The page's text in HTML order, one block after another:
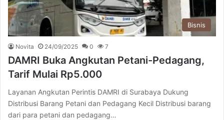
Bisnis
Novita 24/09/2025 0 7
DAMRI Buka Angkutan Petani-Pedagang,
Tarif Mulai Rp5.000
Layanan Angkutan Perintis DAMRI di Surabaya Dukung
Distribusi Barang Petani dan Pedagang Kecil Distribusi barang
dari para petani dan pedagang…